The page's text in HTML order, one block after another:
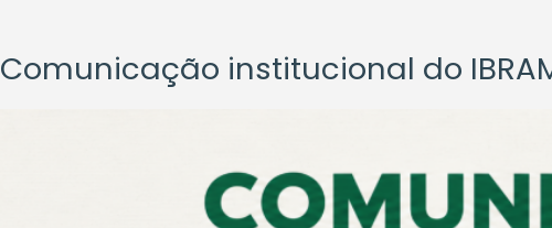
Comunicação institucional do